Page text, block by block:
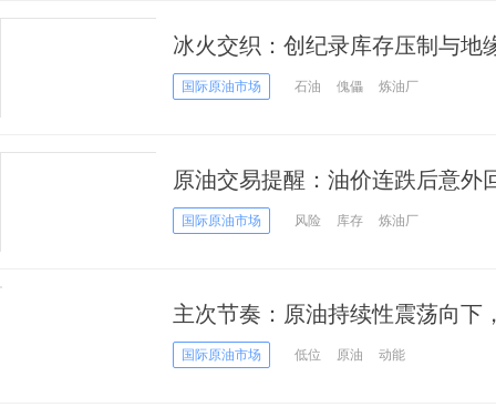
冰火交织：创纪录库存压制与地
何方？
国际原油市场 石油 傀儡 炼油厂
原油交易提醒：油价连跌后意外
最后稻草
国际原油市场 风险 库存 炼油厂
主次节奏：原油持续性震荡向下
国际原油市场 低位 原油 动能